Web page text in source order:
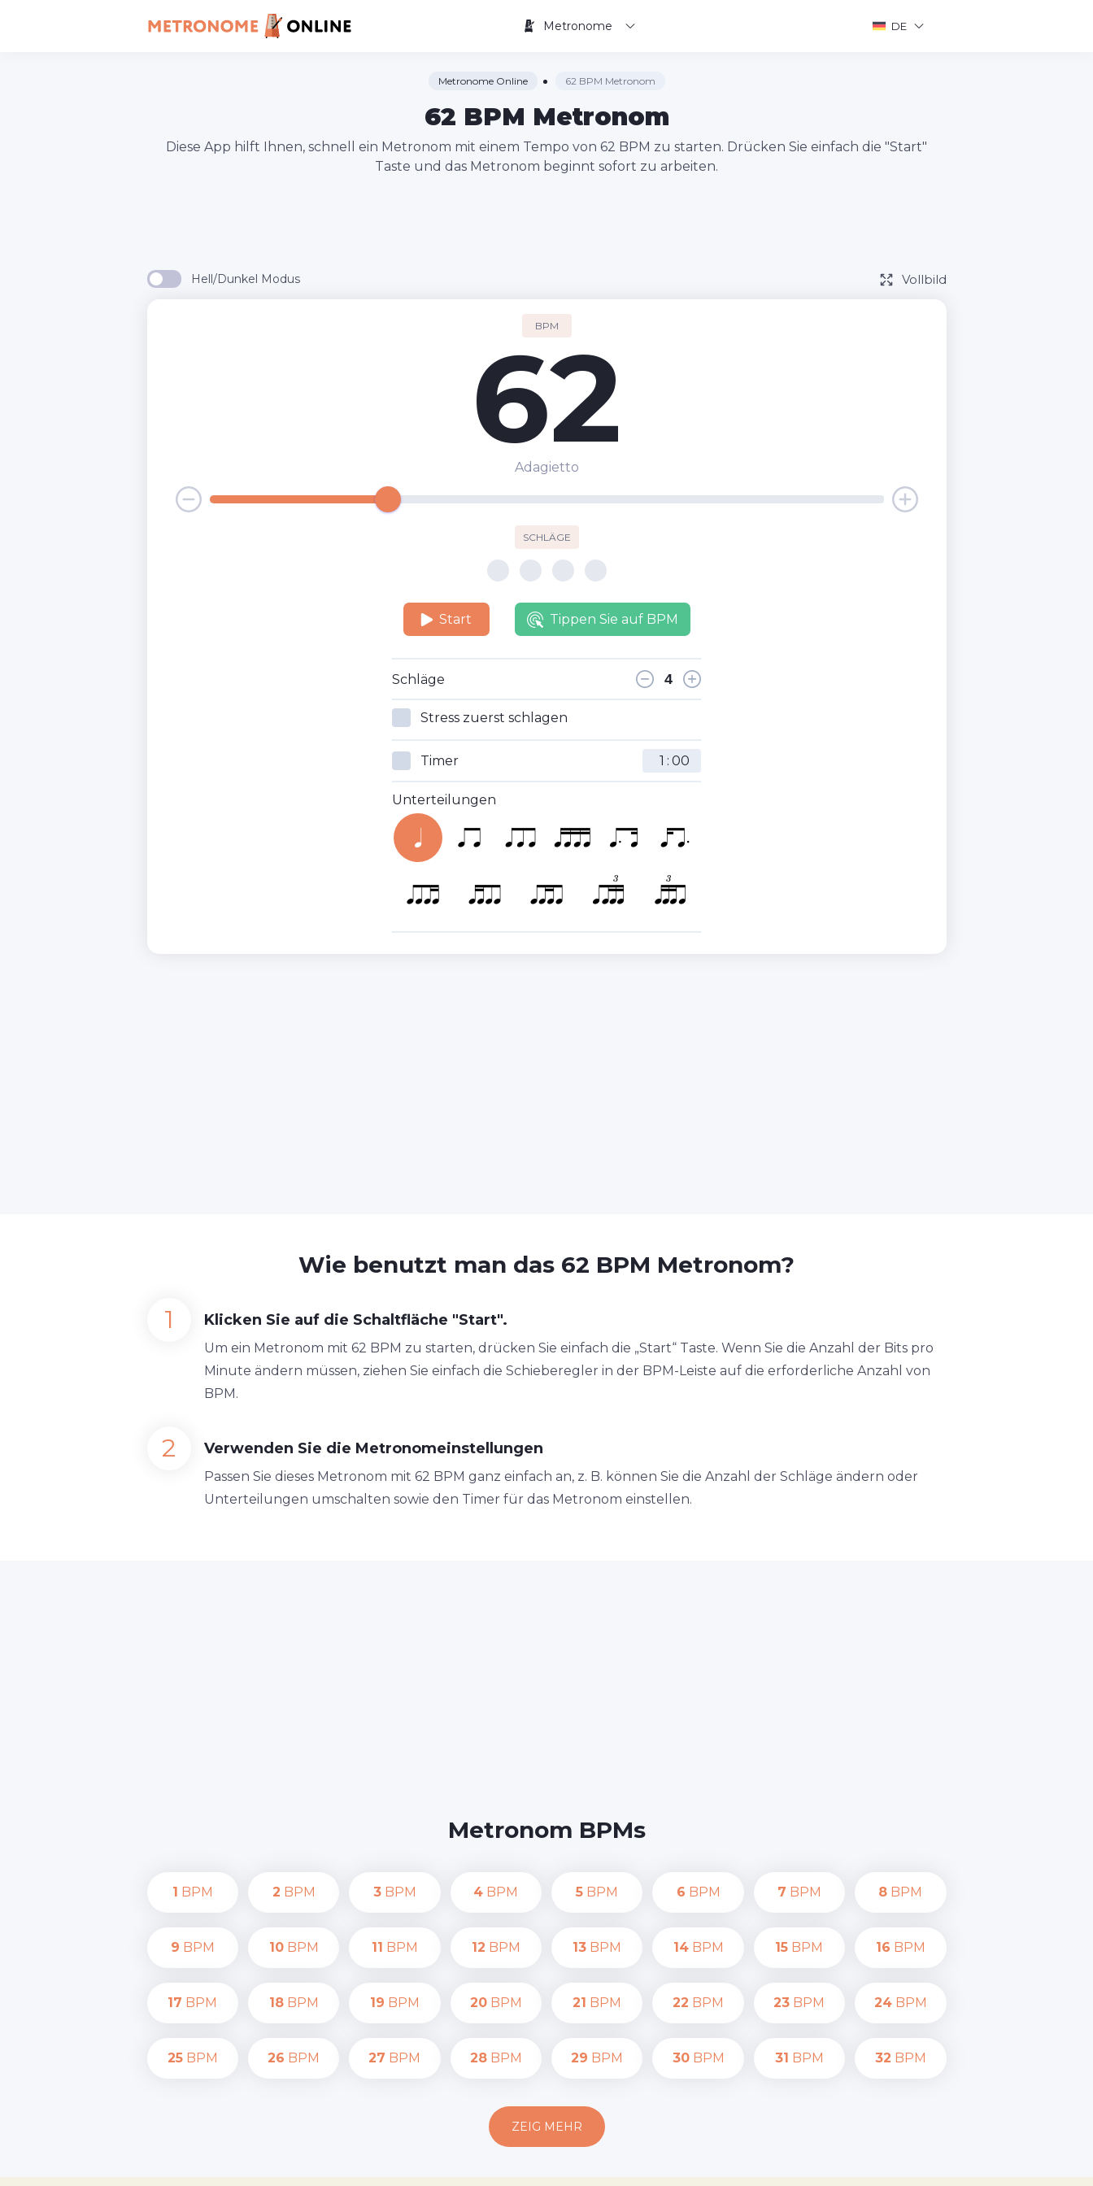
Metronome DE
Metronome Online 62 BPM Metronom
62 BPM Metronom
Diese App hilft Ihnen, schnell ein Metronom mit einem Tempo von 62 BPM zu starten. Drücken Sie einfach die "Start"
Taste und das Metronom beginnt sofort zu arbeiten.
Hell/Dunkel Modus Vollbild
BPM
62
Adagietto
SCHLÄGE
Start Tippen Sie auf BPM
Schläge
Stress zuerst schlagen
Timer :
Unterteilungen
Wie benutzt man das 62 BPM Metronom?
Klicken Sie auf die Schaltfläche "Start".
Um ein Metronom mit 62 BPM zu starten, drücken Sie einfach die „Start“ Taste. Wenn Sie die Anzahl der Bits pro
Minute ändern müssen, ziehen Sie einfach die Schieberegler in der BPM-Leiste auf die erforderliche Anzahl von
BPM.
Verwenden Sie die Metronomeinstellungen
Passen Sie dieses Metronom mit 62 BPM ganz einfach an, z. B. können Sie die Anzahl der Schläge ändern oder
Unterteilungen umschalten sowie den Timer für das Metronom einstellen.
Metronom BPMs
1 BPM 2 BPM 3BPM 4 BPM 5 BPM 6 BPM 7 BPM 8 BPM
9 BPM 10BPM 11 BPM 12 BPM 13 BPM 14BPM 15 BPM 16 BPM
17 BPM 18BPM 19 BPM 20BPM 21 BPM 22 BPM 23 BPM 24BPM
25BPM 26 BPM 27 BPM 28BPM 29 BPM 30BPM 31 BPM 32 BPM
ZEIG MEHR